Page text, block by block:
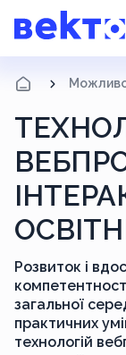
Розвиток і
загальної
практичних
технологій